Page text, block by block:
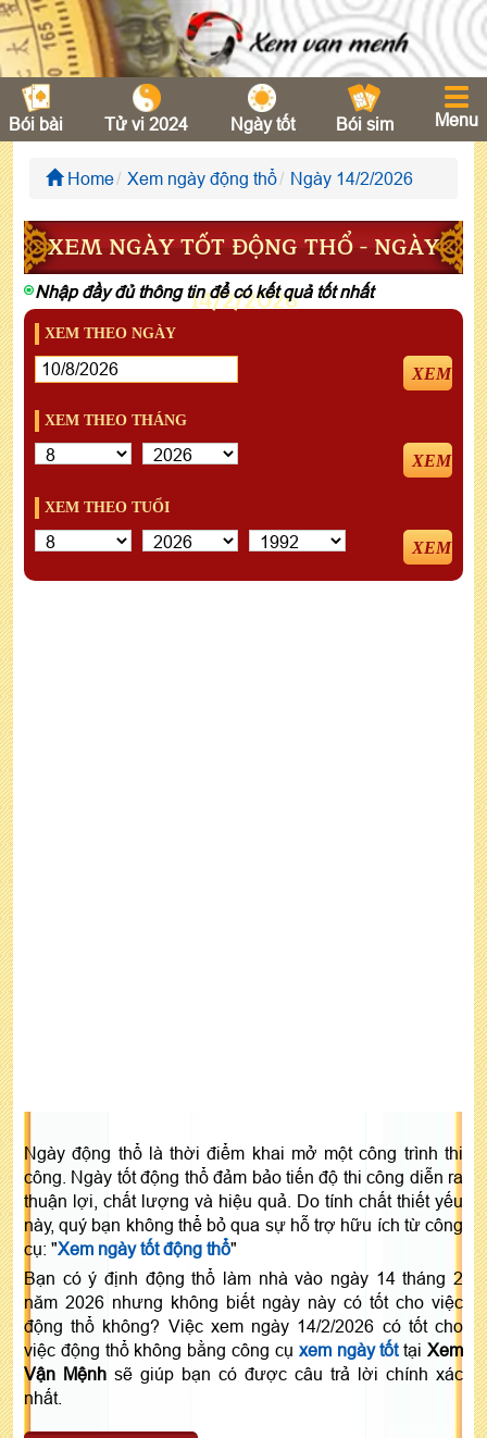
Bói bài Tử vi 2024 Ngày tốt Bói sim Menu
Home Xem ngày động thổ Ngày 14/2/2026
XEM NGÀY TỐT ĐỘNG THỔ - NGÀY
14/2/2026
Nhập đầy đủ thông tin để có kết quả tốt nhất
XEM THEO NGÀY
XEM
XEM THEO THÁNG
XEM
XEM THEO TUỔI
XEM
Ngày động thổ là thời điểm khai mở một công trình thi
công. Ngày tốt động thổ đảm bảo tiến độ thi công diễn ra
thuận lợi, chất lượng và hiệu quả. Do tính chất thiết yếu
này, quý bạn không thể bỏ qua sự hỗ trợ hữu ích từ công
cụ: "Xem ngày tốt động thổ"
Bạn có ý định động thổ làm nhà vào ngày 14 tháng 2
năm 2026 nhưng không biết ngày này có tốt cho việc
động thổ không? Việc xem ngày 14/2/2026 có tốt cho
việc động thổ không bằng công cụ xem ngày tốttạiXem
Vận Mệnh sẽ giúp bạn có được câu trả lời chính xác
nhất.